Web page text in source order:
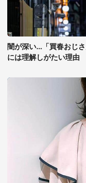
闇が深い...「買春おじ
には理解しがたい理由